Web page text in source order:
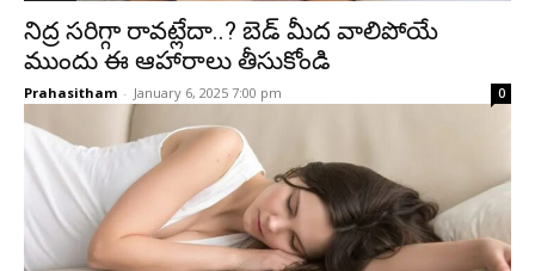
నిద్ర సరిగ్గా రావట్లేదా..? బెడ్ మీద వాలిపోయే
ముందు ఈ ఆహారాలు తీసుకోండి
Prahasitham - January 6, 2025 7:00 pm 0